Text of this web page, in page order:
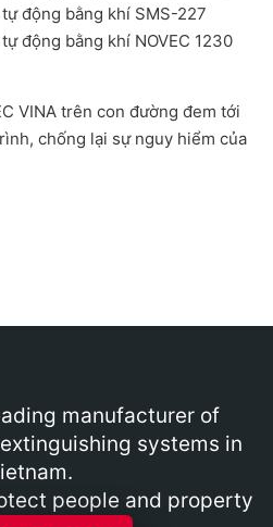
động bằng khí SMS-227
động bằng khí NOVEC 1230
VINA trên con đường đem tới
chống lại sự nguy hiểm của
manufacturer of
systems in
people and property